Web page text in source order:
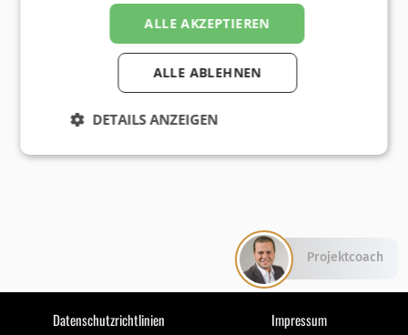
Datenschutzrichtlinien Impressum
ALLE AKZEPTIEREN
ALLE ABLEHNEN
DETAILS ANZEIGEN
Projektcoach